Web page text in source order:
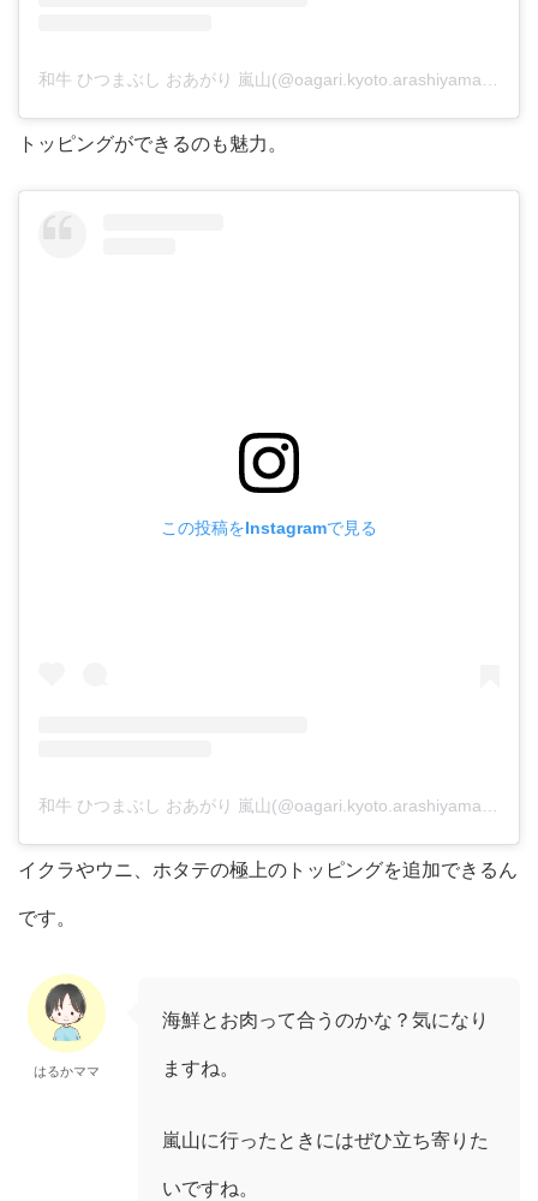
トッピングができるのも魅力。
この投稿をInstagramで見る
イクラやウニ、ホタテの極上のトッピングを追加できるん
です。
はるかママ
海鮮とお肉って合うのかな？気になり
ますね。
嵐山に行ったときにはぜひ立ち寄りた
いですね。